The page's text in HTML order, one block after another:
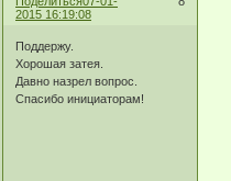
2015 16:19:08
Поддержу.
Хорошая затея.
Давно назрел вопрос.
Спасибо инициаторам!